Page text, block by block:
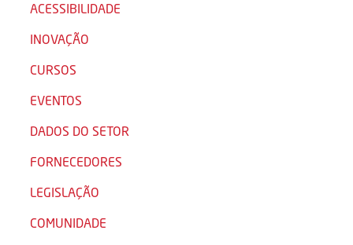
ACESSIBILIDADE
INOVAÇÃO
CURSOS
EVENTOS
DADOS DO SETOR
FORNECEDORES
LEGISLAÇÃO
COMUNIDADE